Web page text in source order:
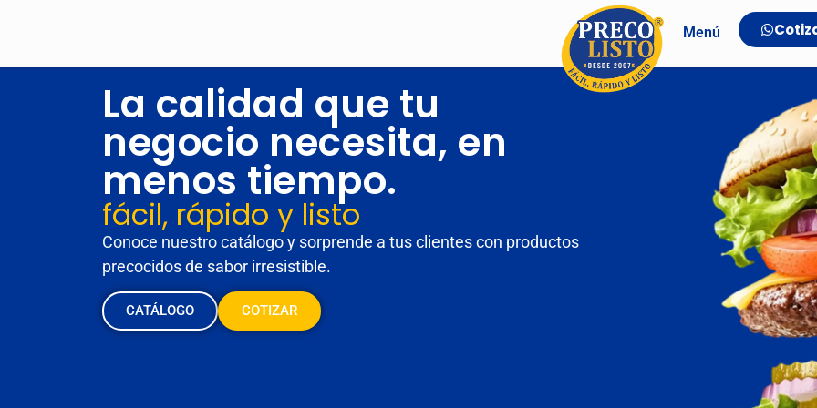
Menú
La calidad que tu
negocio necesita, en
menos tiempo.
fácil, rápido y listo
Conoce nuestro catálogo y sorprende a tus clientes con productos
precocidos de sabor irresistible.
CATÁLOGO COTIZAR